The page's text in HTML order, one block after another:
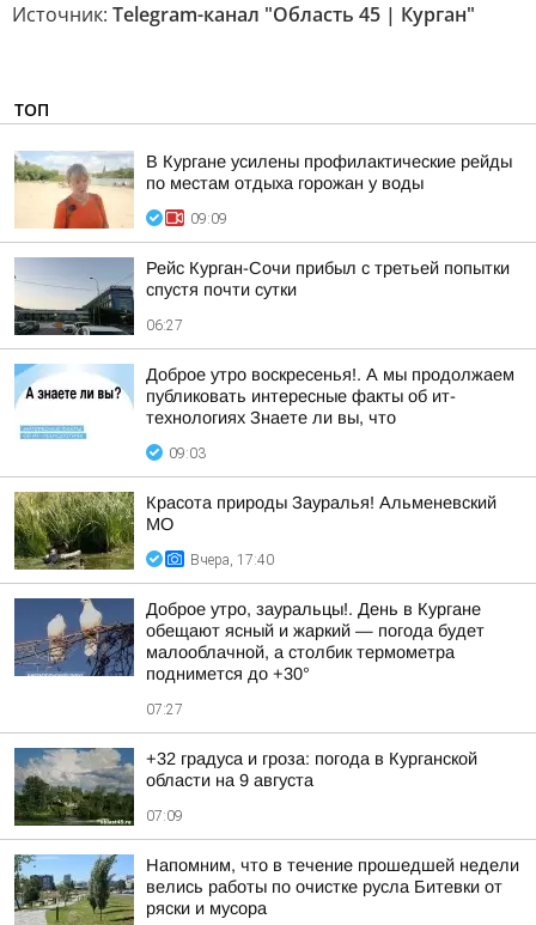
Источник: Telegram-канал "Область 45 | Курган"
ТОП
В Кургане усилены профилактические рейды
по местам отдыха горожан у воды
09:09
Рейс Курган-Сочи прибыл с третьей попытки
спустя почти сутки
06:27
Доброе утро воскресенья!. А мы продолжаем
публиковать интересные факты об ит-
технологиях Знаете ли вы, что
09:03
Красота природы Зауралья! Альменевский
МО
Вчера, 17:40
Доброе утро, зауральцы!. День в Кургане
обещают ясный и жаркий — погода будет
малооблачной, а столбик термометра
поднимется до +30°
07:27
+32 градуса и гроза: погода в Курганской
области на 9 августа
07:09
Напомним, что в течение прошедшей недели
велись работы по очистке русла Битевки от
ряски и мусора